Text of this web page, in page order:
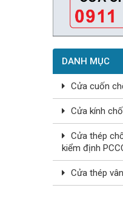
DANH MỤC
Cửa cuốn
Cửa kính
Cửa thép
kiểm định
Cửa thép